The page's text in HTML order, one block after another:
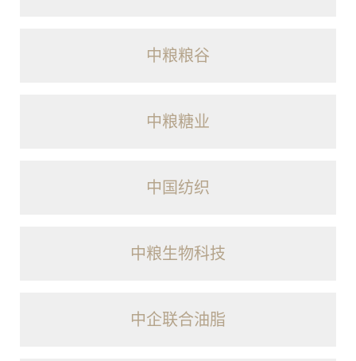
中粮粮谷
中粮糖业
中国纺织
中粮生物科技
中企联合油脂